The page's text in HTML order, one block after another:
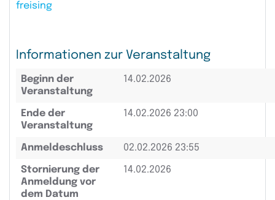
freising
Informationen zur Veranstaltung
Beginn der
Veranstaltung
14.02.2026
Ende der
Veranstaltung
14.02.2026 23:00
Anmeldeschluss 02.02.2026 23:55
Stornierung der
Anmeldung vor
dem Datum
14.02.2026